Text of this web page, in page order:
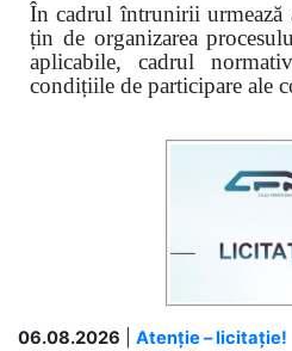
În cadrul întrunirii urmează
țin de organizarea
aplicabile, cadrul
condițiile de participare ale
06.08.2026
Atenție – licitație!